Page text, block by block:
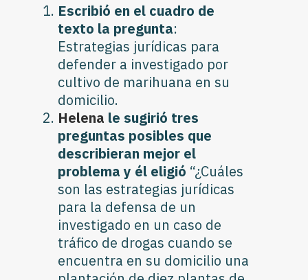
Escribió en el cuadro de
texto la pregunta:
Estrategias jurídicas para
defender a investigado por
cultivo de marihuana en su
domicilio.
Helena le sugirió tres
preguntas posibles que
describieran mejor el
problema y él eligió “¿Cuáles
son las estrategias jurídicas
para la defensa de un
investigado en un caso de
tráfico de drogas cuando se
encuentra en su domicilio una